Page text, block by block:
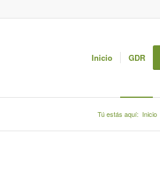
Inicio GDR
Tú estás aquí: Inicio